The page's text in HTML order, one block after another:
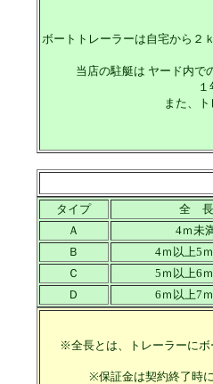
ボートトレーラーは自宅から２
当店の駐艇は ヤード内で
また、
タイプ
全 長
Ａ
4ｍ未
Ｂ
4ｍ以上5
Ｃ
5ｍ以上6
Ｄ
6ｍ以上7
※全長とは、トレーラーに
※保証金は契約終了時